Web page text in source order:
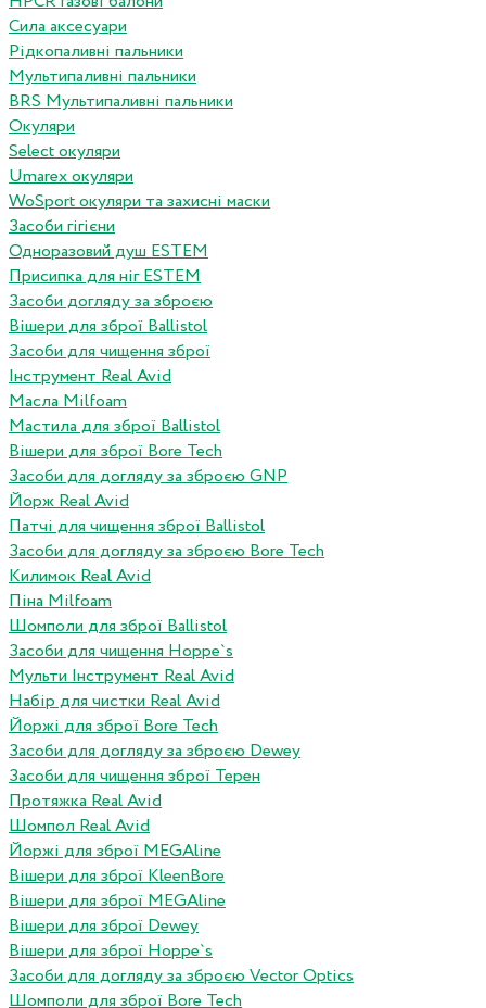
Сила аксесуари
Рідкопаливні пальники
Мультипаливні пальники
BRS Мультипаливні пальники
Окуляри
Select окуляри
Umarex окуляри
WoSport окуляри та захисні маски
Засоби гігієни
Одноразовий душ ESTEM
Присипка для ніг ESTEM
Засоби догляду за зброєю
Вішери для зброї Ballistol
Засоби для чищення зброї
Інструмент Real Avid
Масла Milfoam
Мастила для зброї Ballistol
Вішери для зброї Bore Tech
Засоби для догляду за зброєю GNP
Йорж Real Avid
Патчі для чищення зброї Ballistol
Засоби для догляду за зброєю Bore Tech
Килимок Real Avid
Піна Milfoam
Шомполи для зброї Ballistol
Засоби для чищення Hoppe`s
Мульти Інструмент Real Avid
Набір для чистки Real Avid
Йоржі для зброї Bore Tech
Засоби для догляду за зброєю Dewey
Засоби для чищення зброї Терен
Протяжка Real Avid
Шомпол Real Avid
Йоржі для зброї MEGAline
Вішери для зброї KleenBore
Вішери для зброї MEGAline
Вішери для зброї Dewey
Вішери для зброї Hoppe`s
Засоби для догляду за зброєю Vector Optics
Шомполи для зброї Bore Tech